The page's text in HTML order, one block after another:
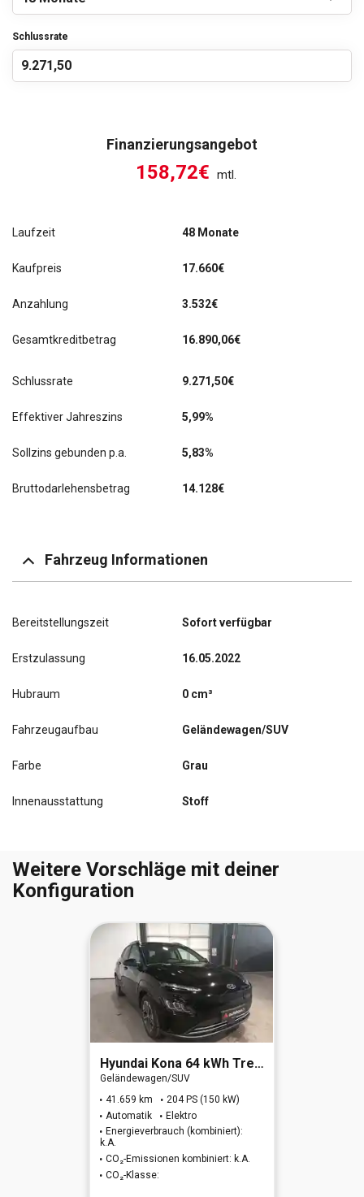
Schlussrate
Finanzierungsangebot
158,72€ mtl.
Laufzeit 48 Monate
Kaufpreis 17.660€
Anzahlung 3.532€
Gesamtkreditbetrag 16.890,06€
Schlussrate 9.271,50€
Effektiver Jahreszins 5,99%
Sollzins gebunden p.a. 5,83%
Bruttodarlehensbetrag 14.128€
Fahrzeug Informationen
Bereitstellungszeit Sofort verfügbar
Erstzulassung 16.05.2022
Hubraum 0 cm³
Fahrzeugaufbau Geländewagen/SUV
Farbe Grau
Innenausstattung Stoff
Weitere Vorschläge mit deiner
Konfiguration
Hyundai Kona 64 kWh Trend-Paket Elektro 2WD
Geländewagen/SUV
41.659 km
204 PS (150 kW)
Automatik
Elektro
Energieverbrauch (kombiniert):
k.A.
CO₂-Emissionen kombiniert: k.A.
CO₂-Klasse: